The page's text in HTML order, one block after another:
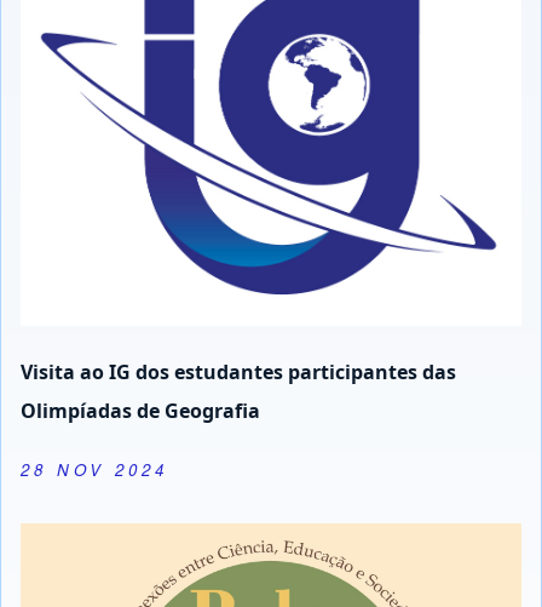
28 NOV 2024
Convite para a PALEO SP 2024: Conexões entre
Ciência, Educação e Sociedade